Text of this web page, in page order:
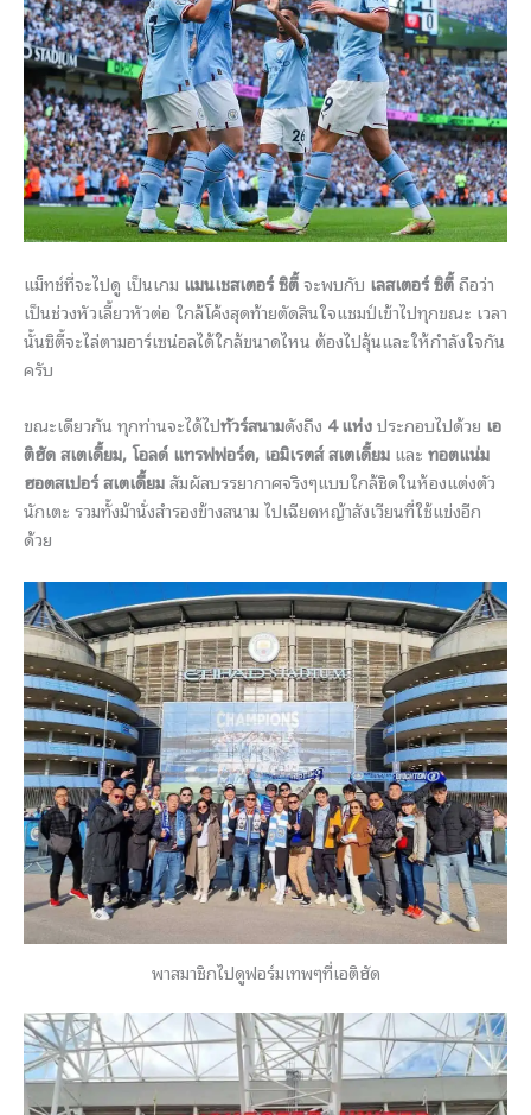
แม็ทช์ที่จะไปดู เป็นเกม แมนเชสเตอร์ ซิตี้ จะพบกับ เลสเตอร์ ซิตี้ถือว่า
เป็นช่วงหัวเลี้ยวหัวต่อ ใกล้โค้งสุดท้ายตัดสินใจแชมป์เข้าไปทุกขณะ เวลา
นั้นซิตี้จะไล่ตามอาร์เซน่อลได้ใกล้ขนาดไหน ต้องไปลุ้นและให้กำลังใจกัน
ครับ
ขณะเดียวกัน ทุกท่านจะได้ไปทัวร์สนามดังถึง 4 แห่งประกอบไปด้วย เอ
ติฮัด สเตเดี้ยม, โอลด์ แทรฟฟอร์ด, เอมิเรตส์ สเตเดี้ยม และ ทอตแน่ม
ฮอตสเปอร์ สเตเดี้ยมสัมผัสบรรยากาศจริงๆแบบใกล้ชิดในห้องแต่งตัว
นักเตะ รวมทั้งม้านั่งสำรองข้างสนาม ไปเฉียดหญ้าสังเวียนที่ใช้แข่งอีก
ด้วย
พาสมาชิกไปดูฟอร์มเทพๆที่เอติฮัด